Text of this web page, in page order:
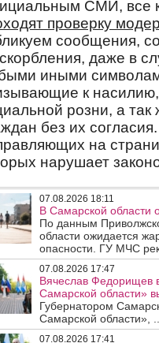
07.08.2026 18:11
В Самарской области
По данным
области ожидается
опасности. ГУ МЧС
07.08.2026 17:47
Вячеслав Федорищев
Самарской области»
Губернатором
Самарской области», ..
07.08.2026 17:41